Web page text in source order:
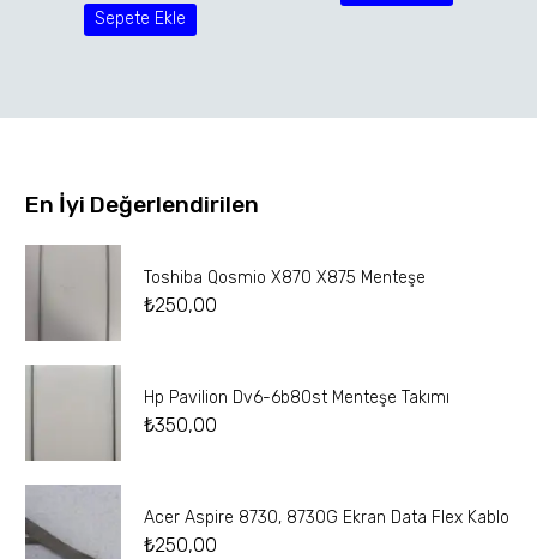
Sepete Ekle
En İyi Değerlendirilen
Toshiba Qosmio X870 X875 Menteşe
₺250,00
Hp Pavilion Dv6-6b80st Menteşe Takımı
₺350,00
Acer Aspire 8730, 8730G Ekran Data Flex Kablo
₺250,00